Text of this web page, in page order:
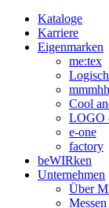
Kataloge
Karriere
Eigenmarken
me:tex
Cool
LOGO
e-one
factory
beWIRken
Unternehmen
Über